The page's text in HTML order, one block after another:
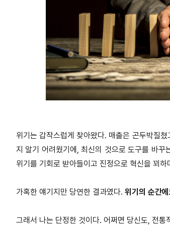
위기는 갑작스럽게 찾아왔다. 매출은 곤두박질
지 알기 어려웠기에, 최신의 것으로 도구를 바꾸
위기를 기회로 받아들이고 진정으로 혁신을 꾀하
가혹한 얘기지만 당연한 결과였다. 위기의 순간
그래서 나는 단정한 것이다. 어쩌면 당신도, 전